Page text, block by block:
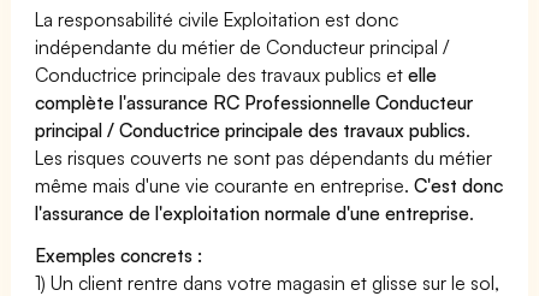
La responsabilité civile Exploitation est donc
indépendante du métier de Conducteur principal /
Conductrice principale des travaux publics etelle
complète l'assurance RC Professionnelle Conducteur
principal / Conductrice principale des travaux publics.
Les risques couverts ne sont pas dépendants du métier
même mais d'une vie courante en entreprise.C'est donc
l'assurance de l'exploitation normale d'une entreprise.
Exemples concrets :
1) Un client rentre dans votre magasin et glisse sur le sol,